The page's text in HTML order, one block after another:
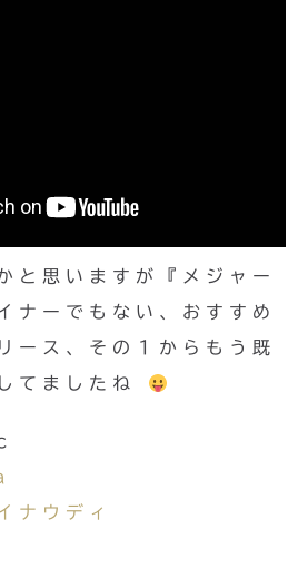
と思いますが『メジャー
ナーでもない、おすすめ
ース、その１からもう既
てましたね
ナウディ